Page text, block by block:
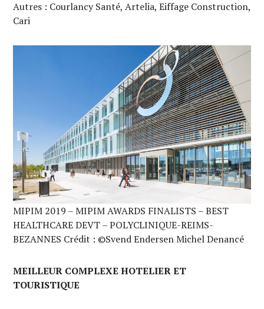
Autres : Courlancy Santé, Artelia, Eiffage Construction,
Cari
MIPIM 2019 – MIPIM AWARDS FINALISTS – BEST
HEALTHCARE DEVT – POLYCLINIQUE-REIMS-
BEZANNES Crédit : ©Svend Endersen Michel Denancé
MEILLEUR COMPLEXE HOTELIER ET
TOURISTIQUE